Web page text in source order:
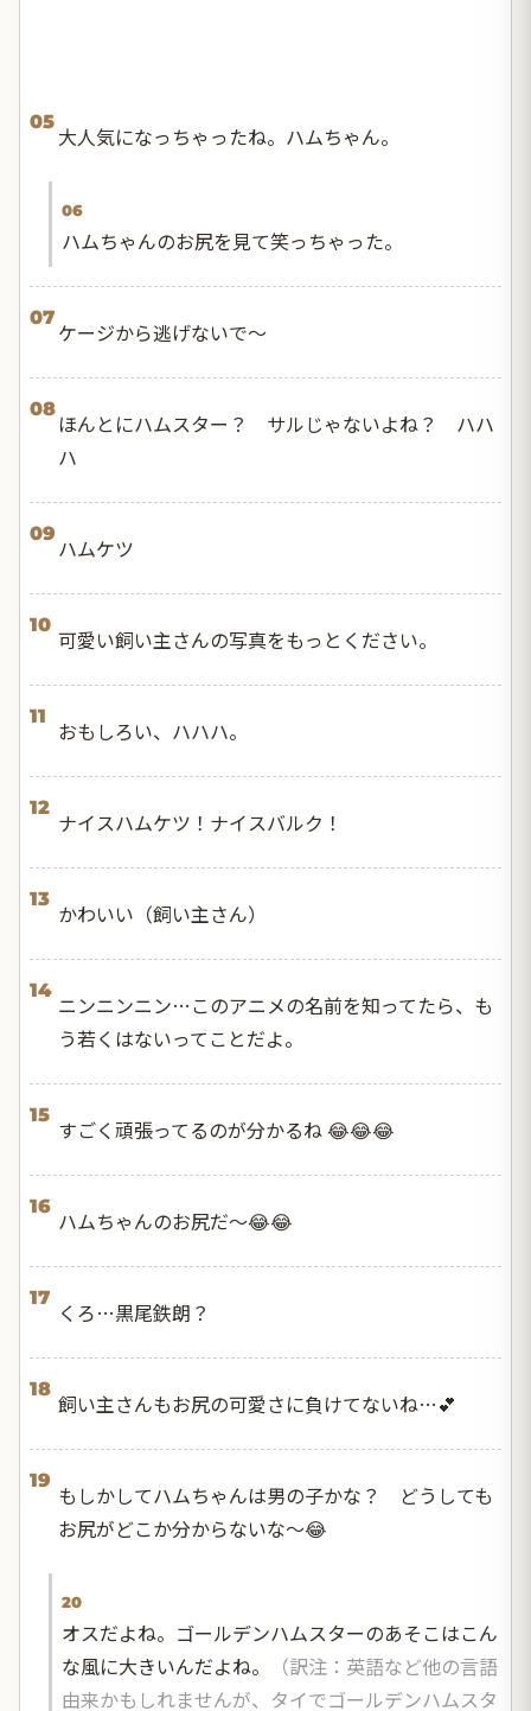
05
大人気になっちゃったね。ハムちゃん。
06
ハムちゃんのお尻を見て笑っちゃった。
07
ケージから逃げないで〜
08
ほんとにハムスター？ サルじゃないよね？ ハハ
ハ
09
ハムケツ
10
可愛い飼い主さんの写真をもっとください。
11
おもしろい、ハハハ。
12
ナイスハムケツ！ナイスバルク！
13
かわいい（飼い主さん）
14
ニンニンニン…このアニメの名前を知ってたら、も
う若くはないってことだよ。
15
すごく頑張ってるのが分かるね​ 😂😂😂
16
ハムちゃんのお尻だ〜😂😂
17
くろ…黒尾鉄朗？
18
飼い主さんもお尻の可愛さに負けてないね…💕
19
もしかしてハムちゃんは男の子かな？ どうしても
お尻がどこか分からないな〜😂
20
オスだよね。ゴールデンハムスターのあそこはこん
な風に大きいんだよね。
（訳注：英語など他の言語
由来かもしれませんが、タイでゴールデンハムスタ